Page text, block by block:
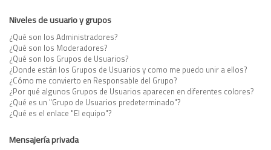
Niveles de usuario y grupos
¿Qué son los Administradores?
¿Qué son los Moderadores?
¿Qué son los Grupos de Usuarios?
¿Donde están los Grupos de Usuarios y como me puedo unir a ellos?
¿Cómo me convierto en Responsable del Grupo?
¿Por qué algunos Grupos de Usuarios aparecen en diferentes colores?
¿Qué es un "Grupo de Usuarios predeterminado"?
¿Qué es el enlace "El equipo"?
Mensajería privada